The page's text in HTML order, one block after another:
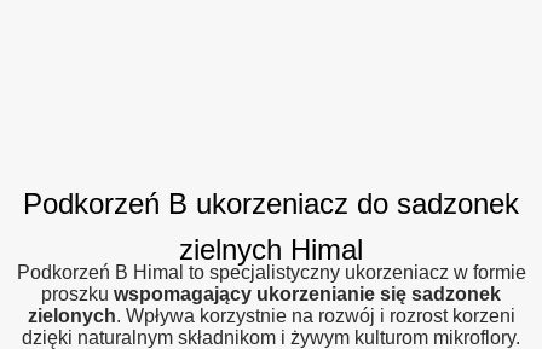
Podkorzeń B ukorzeniacz do sadzonek
zielnych Himal
Podkorzeń B Himal to specjalistyczny ukorzeniacz w formie
proszku wspomagający ukorzenianie się sadzonek
zielonych. Wpływa korzystnie na rozwój i rozrost korzeni
dzięki naturalnym składnikom i żywym kulturom mikroflory.